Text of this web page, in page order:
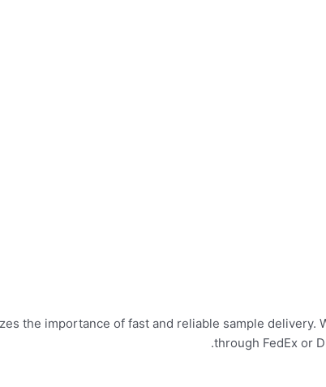
the importance of fast and reliable sample
through FedEx or